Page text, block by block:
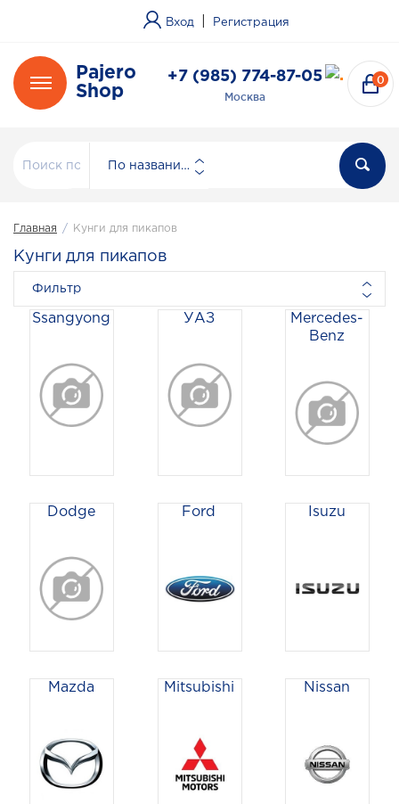
Вход Регистрация
Pajero
Shop
+7 (985) 774-87-05
Москва
0
По названию
Фильтр
Главная / Кунги для пикапов
Кунги для пикапов
Ssangyong УАЗ
Mercedes-
Benz
Dodge Ford Isuzu
Mazda Mitsubishi Nissan